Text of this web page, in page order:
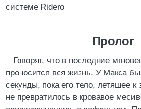
системе Ridero
Пролог
Говорят, что в последние
проносится вся жизнь. У Макса
секунды, пока его тело, летящее к
не превратилось в кровавое